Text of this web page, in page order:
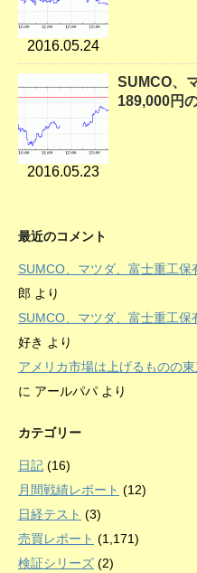
2016.05.24
2016.05.23
SUMCO、
189,000円
最近のコメント
SUMCO、マツダ、富士重工保
郎 より
SUMCO、マツダ、富士重工保
好き より
アメリカ市場は上げるものの
に アールパパ より
カテゴリー
日記 (16)
月間戦績レポート (12)
日経テスト (3)
売買レポート (1,171)
検証シリーズ (2)